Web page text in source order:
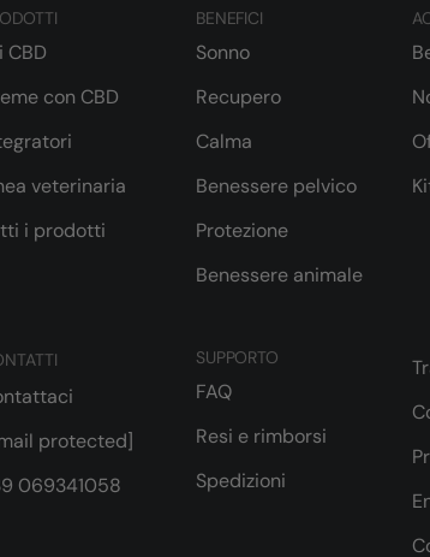
CBD
con CBD
veterinaria
i prodotti
BENEFICI
Sonno
Recupero
Calma
Benessere pelvico
Protezione
Benessere animale
protected]
069341058
SUPPORTO
FAQ
Resi e rimborsi
Spedizioni